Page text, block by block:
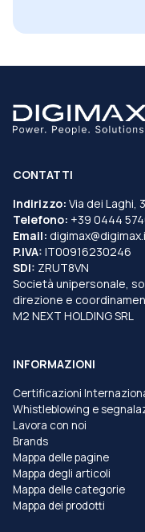
CONTATTI
Indirizzo: Via dei Laghi,
Telefono: +39 0444
Email:
P.IVA: IT00916230246
SDI: ZRUT8VN
Società unipersonale,
direzione e
M2 NEXT HOLDING SRL
INFORMAZIONI
Certificazioni
Whistleblowing e
Lavora con noi
Brands
Mappa delle pagine
Mappa degli articoli
Mappa delle categorie
Mappa dei prodotti